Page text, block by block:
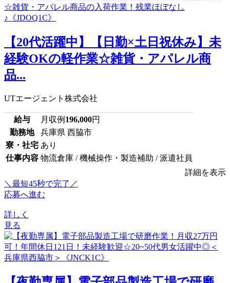
【20代活躍中】【日勤×土日祝休み】未
経験OKの軽作業☆雑貨・アパレル商
品...
UTエージェント株式会社
給与 月収例 196,000円
勤務地
兵庫県 西脇市
寮・社宅 あり
仕事内容 物流倉庫 / 機械操作・製造補助 / 派遣社員
詳細を表示
＼最短45秒で完了／
応募へ進む
詳しく
見る